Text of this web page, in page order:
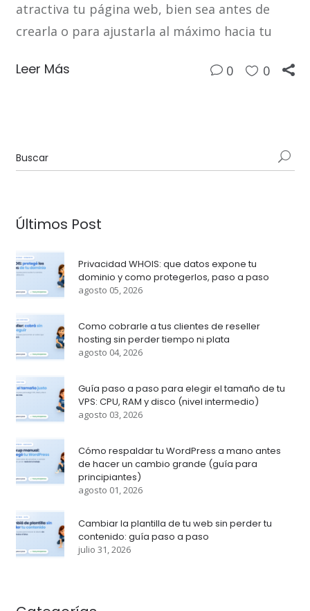
atractiva tu página web, bien sea antes de
crearla o para ajustarla al máximo hacia tu
Leer Más 0 0
Últimos Post
Privacidad WHOIS: que datos expone tu
dominio y como protegerlos, paso a paso
agosto 05, 2026
Como cobrarle a tus clientes de reseller
hosting sin perder tiempo ni plata
agosto 04, 2026
Guía paso a paso para elegir el tamaño de tu
VPS: CPU, RAM y disco (nivel intermedio)
agosto 03, 2026
Cómo respaldar tu WordPress a mano antes
de hacer un cambio grande (guía para
principiantes)
agosto 01, 2026
Cambiar la plantilla de tu web sin perder tu
contenido: guía paso a paso
julio 31, 2026